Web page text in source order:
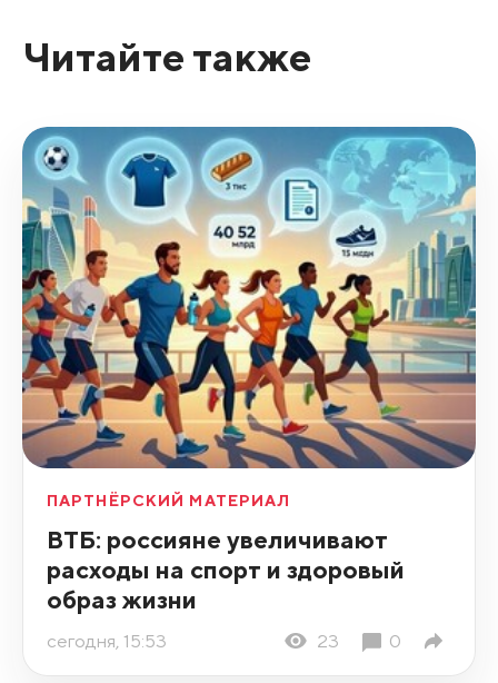
Читайте также
ПАРТНЁРСКИЙ МАТЕРИАЛ
ВТБ: россияне увеличивают
расходы на спорт и здоровый
образ жизни
сегодня, 15:53 23 0